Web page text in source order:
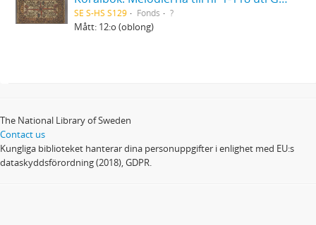
SE S-HS S129 Fonds ?
Mått: 12:o (oblong)
The National Library of Sweden
Contact us
Kungliga biblioteket hanterar dina personuppgifter i enlighet med EU:s
dataskyddsförordning (2018), GDPR.